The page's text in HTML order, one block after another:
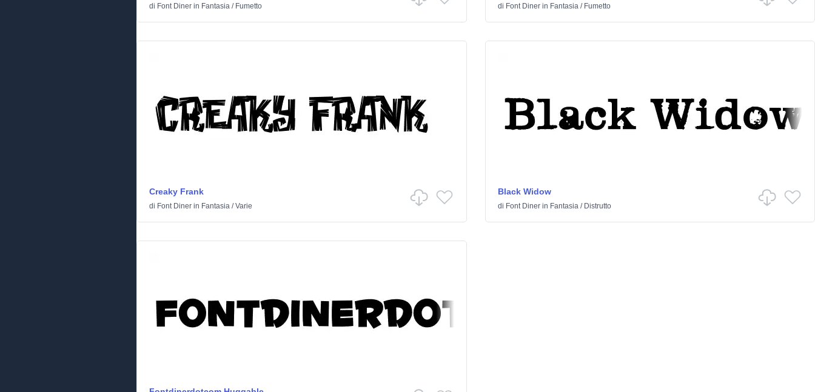
di Font Diner in Fantasia / Fumetto di Font Dinerin Fantasia/ Fumetto
Creaky Frank
di Font Diner in Fantasia /Varie
Black Widow
di Font Dinerin Fantasia/ Distrutto